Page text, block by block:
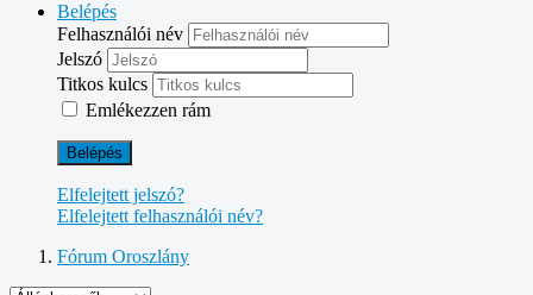
Belépés
Felhasználói név
Jelszó
Titkos kulcs
Emlékezzen rám
Belépés
Elfelejtett jelszó?
Elfelejtett felhasználói név?
Fórum Oroszlány